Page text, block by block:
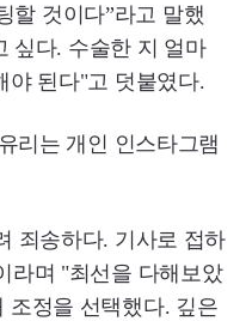
할 것이다”라고 말했
싶다. 수술한 지 얼마
야 된다"고 덧붙였다.
리는 개인 인스타그램
죄송하다. 기사로 접하
라며 "최선을 다해보았
조정을 선택했다. 깊은